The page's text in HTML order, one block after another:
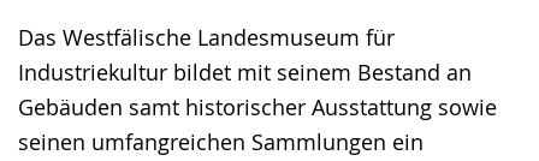
Das Westfälische Landesmuseum für
Industriekultur bildet mit seinem Bestand an
Gebäuden samt historischer Ausstattung sowie
seinen umfangreichen Sammlungen ein